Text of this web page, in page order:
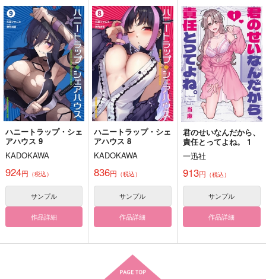
セキニンとってね総長
代理
Pon-chou
787円（税込）
灰谷兄弟×花垣武道
サンプル
作品詳細
なんにも起きない日7
そらまめごはん
1,100円（税込）
カリム・アルアジーム
サンプル
作品詳細
なんにも起きない日6
そらまめごはん
1,100円（税込）
カリム・アルアジーム
サンプル
作品詳細
なんにも起きない日8
ハニートラップ・シェ
アハウス 9
KADOKAWA
924円 （税込）
サンプル
作品詳細
ハニートラップ・シェ
アハウス 8
KADOKAWA
836円 （税込）
サンプル
作品詳細
君のせいなんだから、
責任とってよね。 1
一迅社
913円 （税込）
サンプル
作品詳細